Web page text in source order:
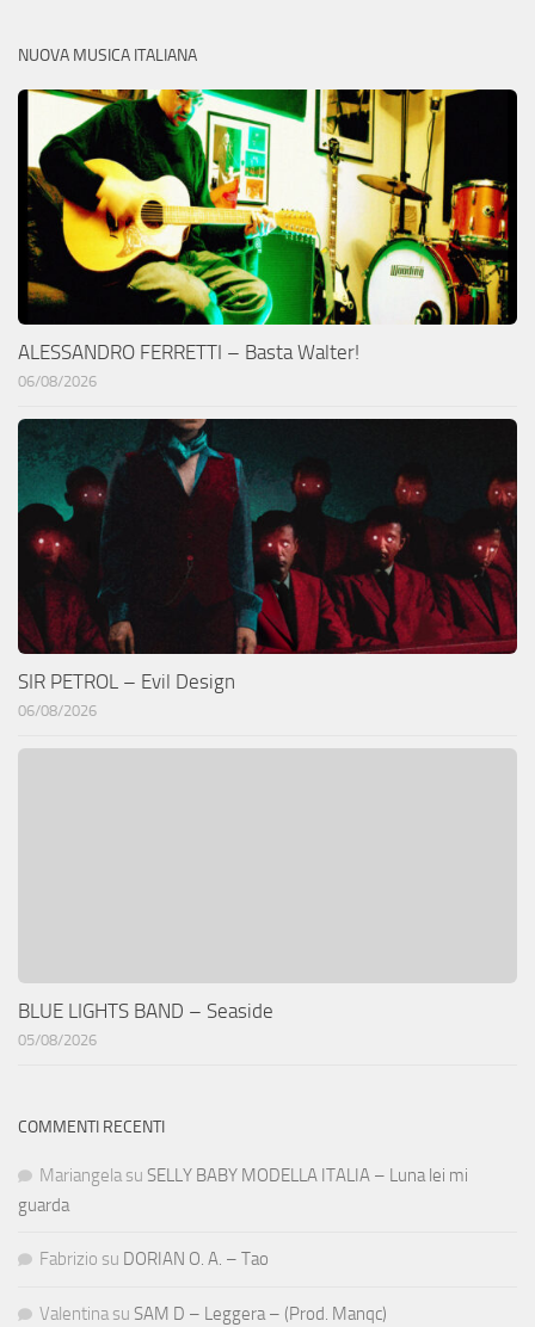
NUOVA MUSICA ITALIANA
ALESSANDRO FERRETTI – Basta Walter!
06/08/2026
SIR PETROL – Evil Design
06/08/2026
BLUE LIGHTS BAND – Seaside
05/08/2026
COMMENTI RECENTI
Mariangela su SELLY BABY MODELLA ITALIA – Luna lei mi
guarda
Fabrizio su DORIAN O. A. – Tao
Valentina su SAM D – Leggera – (Prod. Manqc)